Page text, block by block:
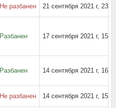
Не разбанен 21 сентября 2021 г,
Разбанен 17 сентября 2021 г,
Разбанен 14 сентября 2021 г,
Не разбанен 14 сентября 2021 г,